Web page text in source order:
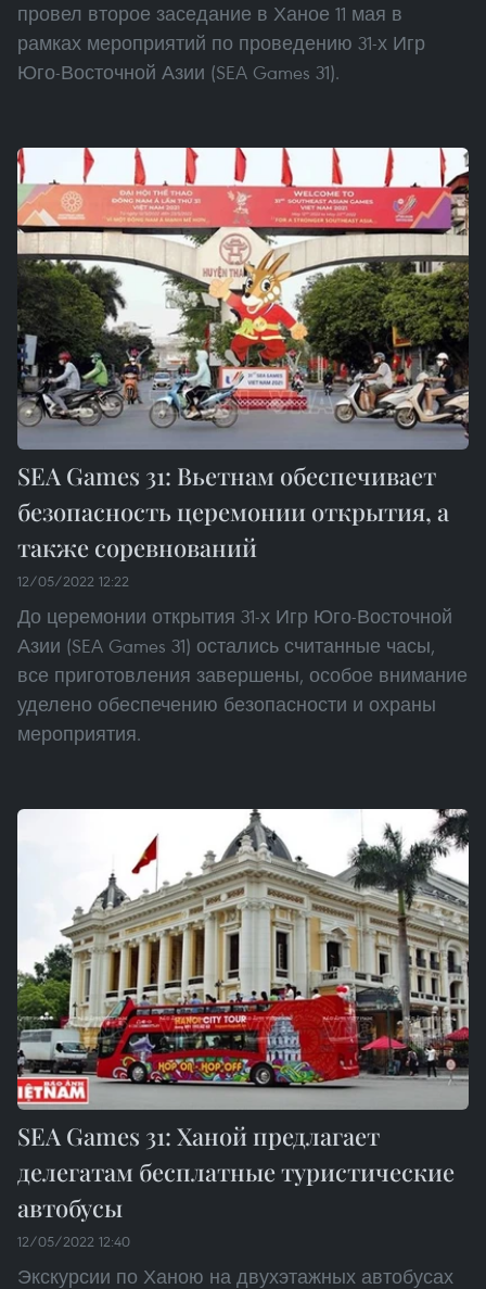
провел второе заседание в Ханое 11 мая в
рамках мероприятий по проведению 31-х Игр
Юго-Восточной Азии (SEA Games 31).
SEA Games 31: Вьетнам обеспечивает
безопасность церемонии открытия, а
также соревнований
12/05/2022 12:22
До церемонии открытия 31-х Игр Юго-Восточной
Азии (SEA Games 31) остались считанные часы,
все приготовления завершены, особое внимание
уделено обеспечению безопасности и охраны
мероприятия.
SEA Games 31: Ханой предлагает
делегатам бесплатные туристические
автобусы
12/05/2022 12:40
Экскурсии по Ханою на двухэтажных автобусах